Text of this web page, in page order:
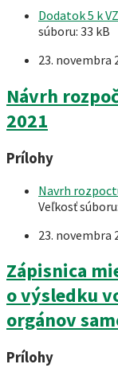
Dodatok 5 k
súboru: 33 kB
23. novembra
Návrh
2021
Prílohy
Navrh
Veľkosť súboru:
23. novembra
Zápisnica
o výsledku
orgánov
Prílohy